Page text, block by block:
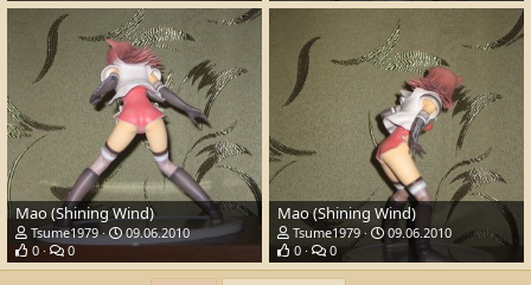
Mao (Shining Wind)
Tsume1979
09.06.2010
0
0
Mao (Shining Wind)
Tsume1979
09.06.2010
0
0